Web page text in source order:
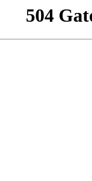
504